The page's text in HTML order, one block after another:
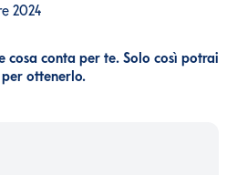
2024
cosa conta per te. Solo così potrai
ottenerlo.